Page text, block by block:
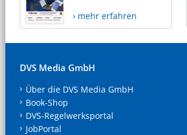
› mehr erfahren
DVS Media GmbH
Über die DVS Media GmbH
Book-Shop
DVS-Regelwerksportal
JobPortal